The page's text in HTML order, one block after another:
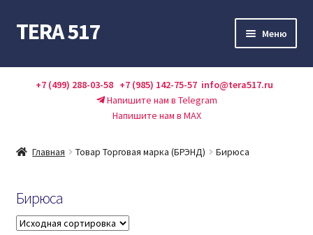
Перейти
Перейти
TERA 517 Меню
Каталог
Контакты
+7 (499) 288-03-58 +7 (985) 142-75-57 info@tera517.ru
Напишите нам в Telegram
Напишите нам в MAX
Главная Товар Торговая марка (БРЭНД) Бирюса
Бирюса